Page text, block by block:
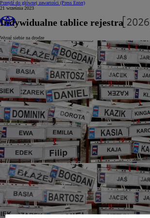
Przejdź do głównej zawartości (Press Enter)
21 września 2023
Indywidualne tablice rejestracyjne
Wyraź siebie na drodze